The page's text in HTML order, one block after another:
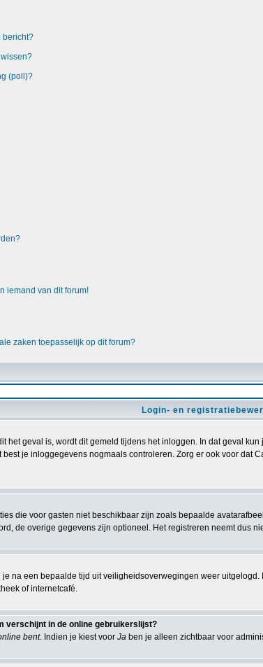
bericht?
(poll)?
iemand van dit forum!
zaken toepasselijk op dit forum?
Login- en
het geval is, wordt dit gemeld tijdens het inloggen. In dat geval
je inloggegevens nogmaals controleren. Zorg er ook voor dat
die voor gasten niet beschikbaar zijn zoals bepaalde
de overige gegevens zijn optioneel. Het registreren neemt dus
je na een bepaalde tijd uit veiligheidsoverwegingen weer
of internetcafé.
verschijnt in de online gebruikerslijst?
bent. Indien je kiest voor Ja ben je alleen zichtbaar voor